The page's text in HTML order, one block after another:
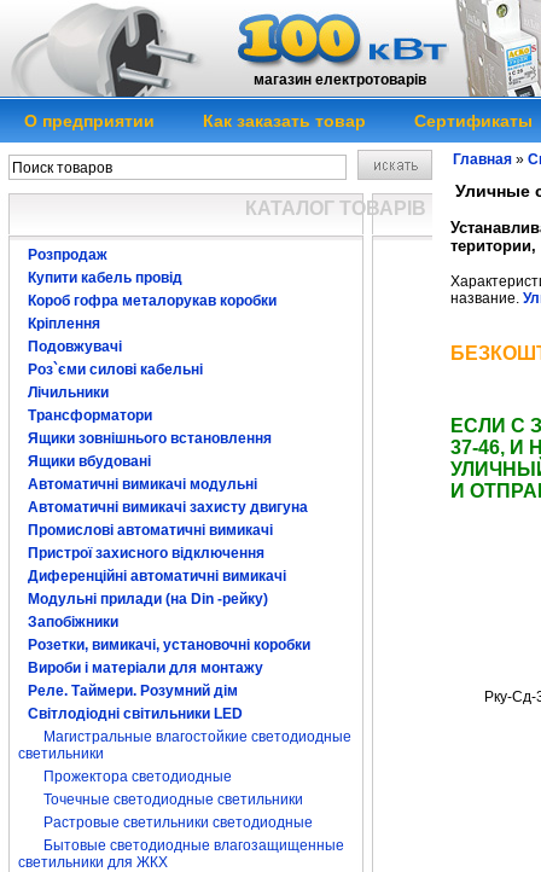
магазин електротоварів
О предприятии Как заказать товар Сертификаты
КАТАЛОГ ТОВАРІВ
Розпродаж
Купити кабель провід
Короб гофра металорукав коробки
Кріплення
Подовжувачі
Роз`єми силові кабельні
Лічильники
Трансформатори
Ящики зовнішнього встановлення
Ящики вбудовані
Автоматичні вимикачі модульні
Автоматичні вимикачі захисту двигуна
Промислові автоматичні вимикачі
Пристрої захисного відключення
Диференційні автоматичні вимикачі
Модульні прилади (на Din -рейку)
Запобіжники
Розетки, вимикачі, установочні коробки
Вироби і матеріали для монтажу
Реле. Таймери. Розумний дім
Світлодіодні світильники LED
Магистральные влагостойкие светодиодные
светильники
Прожектора светодиодные
Точечные светодиодные светильники
Растровые светильники светодиодные
Бытовые светодиодные влагозащищенные
светильники для ЖКХ
Главная »
Уличные
название.
ЕСЛИ С
37-46,
И
Рку-Сд-